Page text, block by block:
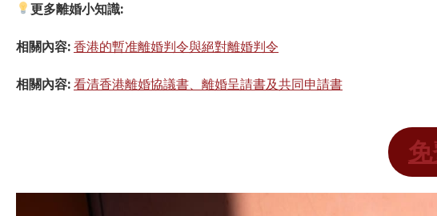
更多離婚小知識:
相關內容: 香港的暫准離婚判令與絕對離婚判令
相關內容: 看清香港離婚協議書、離婚呈請書及共同申請書